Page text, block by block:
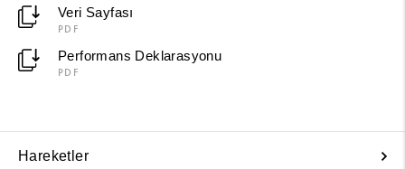
Veri Sayfası
PDF
Performans Deklarasyonu
PDF
Hareketler